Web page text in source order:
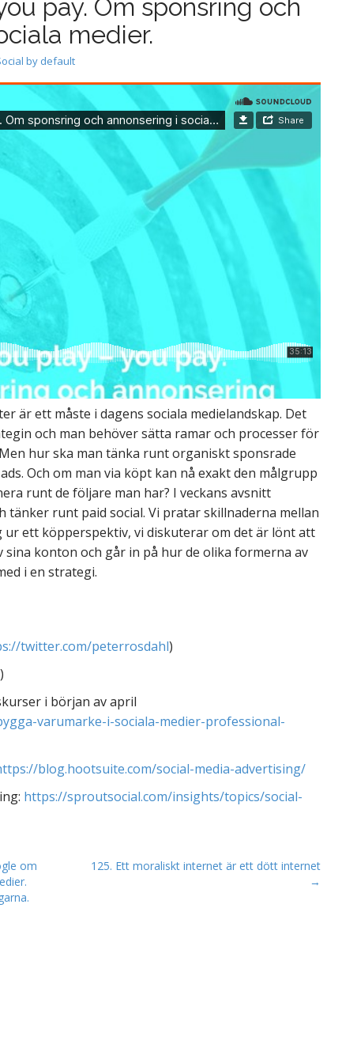
pay. Om sponsring och
medier.
by default
är ett måste i dagens sociala medielandskap. Det
och man behöver sätta ramar och processer för
hur ska man tänka runt organiskt sponsrade
Och om man via köpt kan nå exakt den målgrupp
runt de följare man har? I veckans avsnitt
tänker runt paid social. Vi pratar skillnaderna mellan
ur ett köpperspektiv, vi diskuterar om det är lönt att
konton och går in på hur de olika formerna av
i en strategi.
twitter.com/peterrosdahl)
)
i början av april
varumarke-i-sociala-medier-professional-
blog.hootsuite.com/social-media-advertising/
https://sproutsocial.com/insights/topics/social-
om
125. Ett moraliskt internet är ett dött internet
→